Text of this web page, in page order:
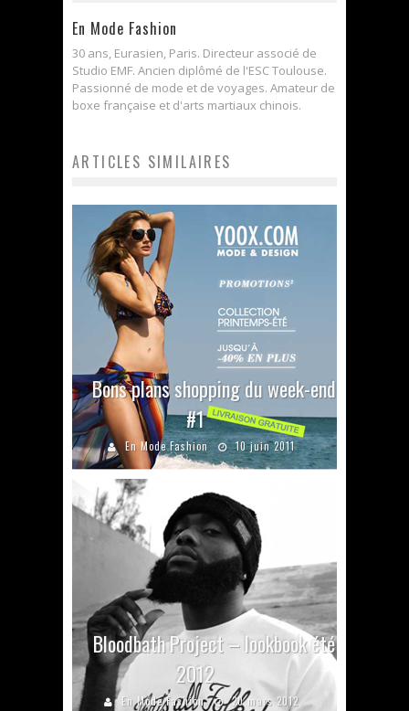
En Mode Fashion
30 ans, Eurasien, Paris. Directeur associé de
Studio EMF. Ancien diplômé de l'ESC Toulouse.
Passionné de mode et de voyages. Amateur de
boxe française et d'arts martiaux chinois.
ARTICLES SIMILAIRES
Bons plans shopping du week-end
#1
En Mode Fashion 10 juin 2011
Bloodbath Project – lookbook été
2012
En Mode Fashion
20 mars 2012